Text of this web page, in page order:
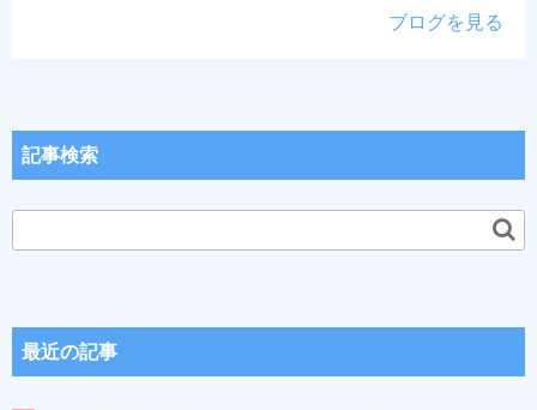
ブログを見る
記事検索
最近の記事